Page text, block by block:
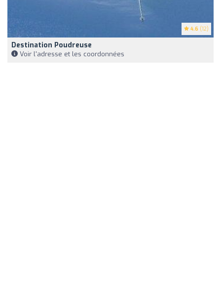
4.6 (12)
Destination Poudreuse
Voir l'adresse et les coordonnées